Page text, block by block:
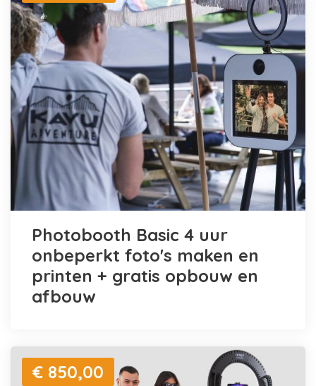
Photobooth Basic 4 uur
onbeperkt foto's maken en
printen + gratis opbouw en
afbouw
€ 850,00